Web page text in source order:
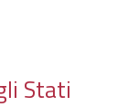
Stati